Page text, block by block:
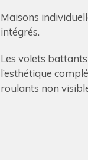
Maisons
intégrés.
Les volets
l’esthétique
roulants non